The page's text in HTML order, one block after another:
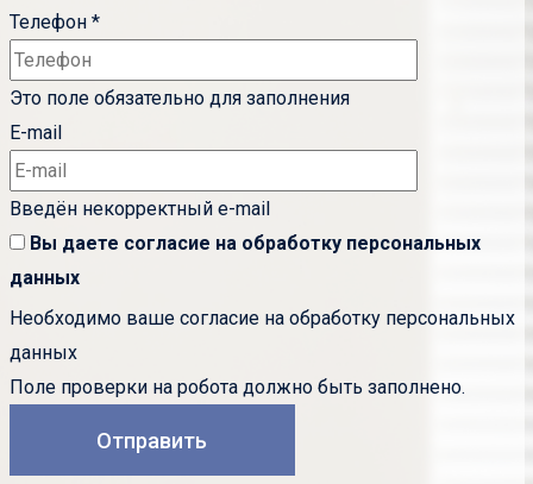
Телефон *
Это поле обязательно для заполнения
E-mail
Введён некорректный e-mail
Вы даете согласие на обработку персональных
данных
Необходимо ваше согласие на обработку персональных
данных
Поле проверки на робота должно быть заполнено.